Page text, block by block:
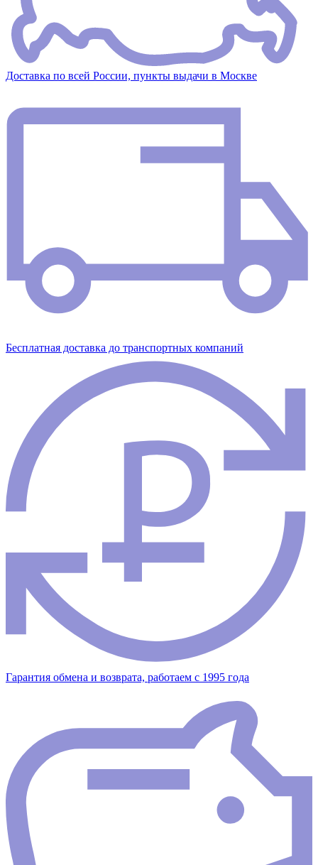
Доставка по всей России, пункты выдачи в Москве
Бесплатная доставка до транспортных компаний
Гарантия обмена и возврата, работаем с 1995 года